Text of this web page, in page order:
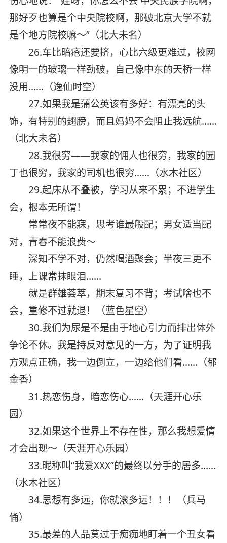
那好歹也算是个中央院校啊，那破北京大学不就
是个地方院校嘛～”（北大未名）
26.车比暗疮还要挤，心比六级更难过，校网
像明一的玻璃一样劲破，自己像中东的天桥一样
没用……（逸仙时空）
27.如果我是蒲公英该有多好：有漂亮的头
饰，有特别的翅膀，而且妈妈不会阻止我远航……
（北大未名）
28.我很穷——我家的佣人也很穷，我家的园
丁也很穷，我家的司机也很穷……（水木社区）
29.起床从不叠被，学习从来不累；不进学生
会，根本无所谓！
常常夜不能寐，思考谁最般配；男女适当配
对，青春不能浪费～
深知不学不对，仍然喝酒聚会；半夜三更不
睡，上课常抹眼泪……
就是群雄荟萃，期末复习不背；考试啥也不
会，重修不过就退！（蓝色星空）
30.我们为尿是不是由于地心引力而排出体外
争论不休。我是持反对意见的一方，为了证明我
方观点正确，我一边倒立，一边给他们看……（郁
金香）
31.热恋伤身，暗恋伤心……（天涯开心乐
园）
32.如果这个世界上不存在性，那么我想爱情
才会出现～（天涯开心乐园）
33.昵称叫“我爱XXX”的最终以分手的居多……
（水木社区）
34.思想有多远，你就滚多远！！！（兵马
俑）
35.最差的人品莫过于痴痴地盯着一个丑女看